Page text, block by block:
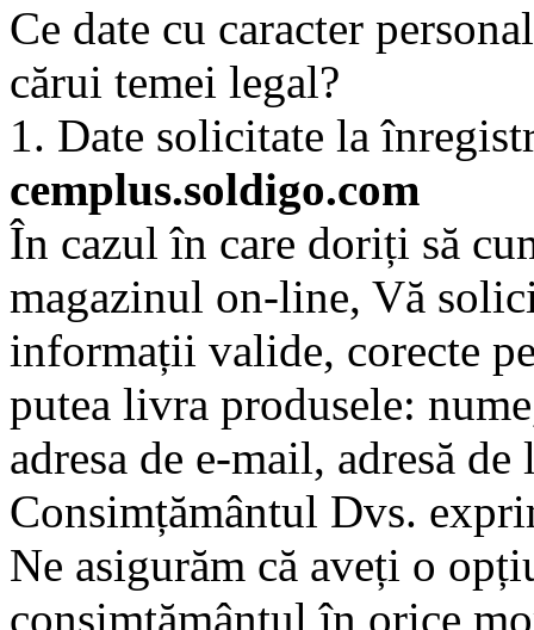
Ce date cu caracter
cărui temei legal?
1. Date solicitate la
cemplus.soldigo.com
În cazul în care doriți să
magazinul on-line, Vă
informații valide, corecte
putea livra produsele:
adresa de e-mail, adresă
Consimțământul Dvs.
Ne asigurăm că aveți o
consimțământul în orice